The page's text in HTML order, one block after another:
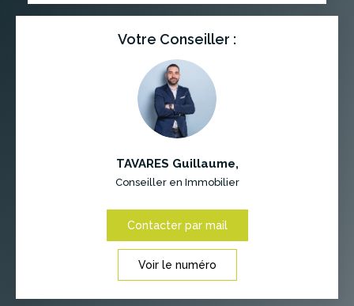
Votre Conseiller :
TAVARES Guillaume,
Conseiller en Immobilier
Contacter par mail
Voir le numéro